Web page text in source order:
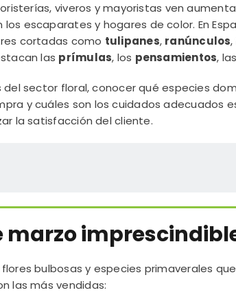
viveros y mayoristas ven
escaparates y hogares de color. En
cortadas como tulipanes, ranúnculos,
las prímulas, los pensamientos, las
del sector floral, conocer qué especies
y cuáles son los cuidados adecuados
la satisfacción del cliente.
marzo
bulbosas y especies primaverales
las más vendidas: